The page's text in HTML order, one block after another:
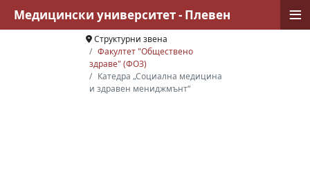
Структурни звена
Факултет "Обществено
здраве" (ФОЗ)
Катедра „Социална медицина
и здравен мениджмънт“
Медицински университет - Плевен ≡